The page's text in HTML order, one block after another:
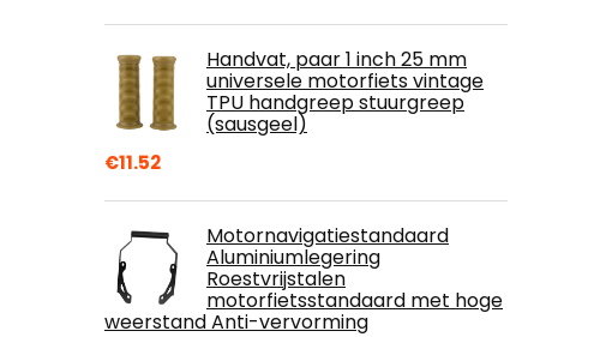
Handvat, paar 1 inch 25 mm
universele motorfiets vintage
TPU handgreep stuurgreep
(sausgeel)
€11.52
Motornavigatiestandaard
Aluminiumlegering
Roestvrijstalen
motorfietsstandaard met hoge
weerstand Anti-vervorming